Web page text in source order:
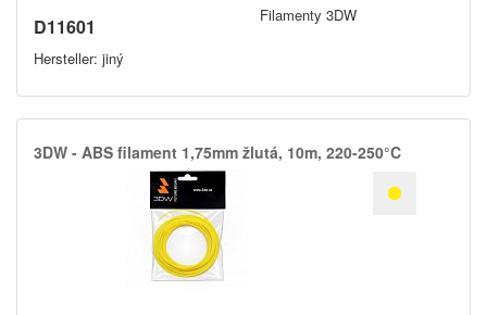
D11601
Hersteller: jiný
Filamenty 3DW
3DW -​ ABS filament 1,​75mm žlutá,​ 10m,​ 220-250°C